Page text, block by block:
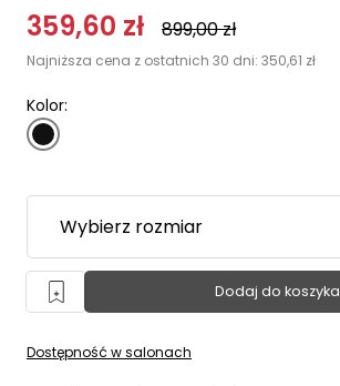
359,60 zł 899,00zł
Najniższa cena z ostatnich 30 dni: 350,61 zł
Kolor:
Dodaj do koszyka
Dostępność w salonach